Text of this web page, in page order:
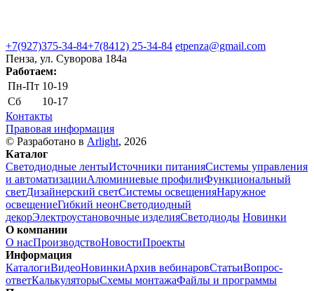
+7(927)375-34-84+7(8412) 25-34-84 etpenza@gmail.com
Пенза, ул. Cуворова 184а
Работаем:
Пн-Пт 10-19
Сб
10-17
Контакты
Правовая информация
© Разработано в Arlight, 2026
Каталог
Светодиодные лентыИсточники питанияСистемы управления
и автоматизацииАлюминиевые профилиФункциональный
светДизайнерский светСистемы освещенияНаружное
освещениеГибкий неонСветодиодный
декорЭлектроустановочные изделияСветодиоды Новинки
О компании
О насПроизводствоНовостиПроекты
Информация
КаталогиВидеоНовинкиАрхив вебинаровСтатьиВопрос-
ответКалькуляторыСхемы монтажаФайлы и программы